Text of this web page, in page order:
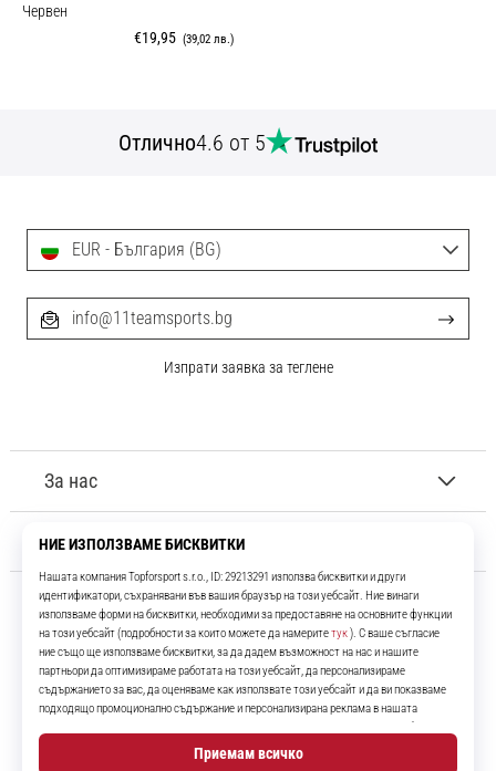
Червен
€19,95 (39,02 лв.)
Отлично4.6 от 5
11teamsports.bg
Повече от 16 години ние сме ваши съотборници, представяйки ви
най-добрите и най-новите футболни продукти.
InstagramYouTube
За нас
Обслужване на клиенти
EUR - България (BG)
info@11teamsports.bg
Изпрати заявка за теглене